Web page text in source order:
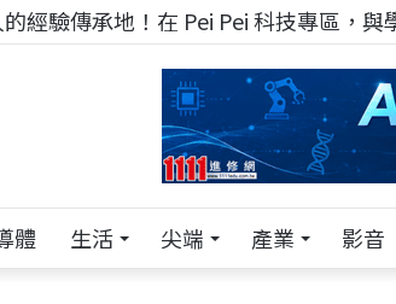
經驗傳承地！在 Pei Pei 科技專區，與
體 生活 尖端 產業 影音